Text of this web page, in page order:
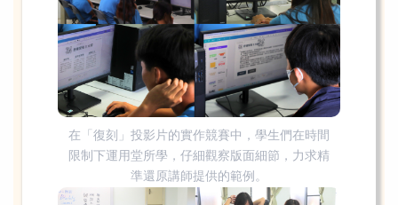
在「復刻」投影片的實作競賽中，學生們在時間
限制下運用堂所學，仔細觀察版面細節，力求精
準還原講師提供的範例。